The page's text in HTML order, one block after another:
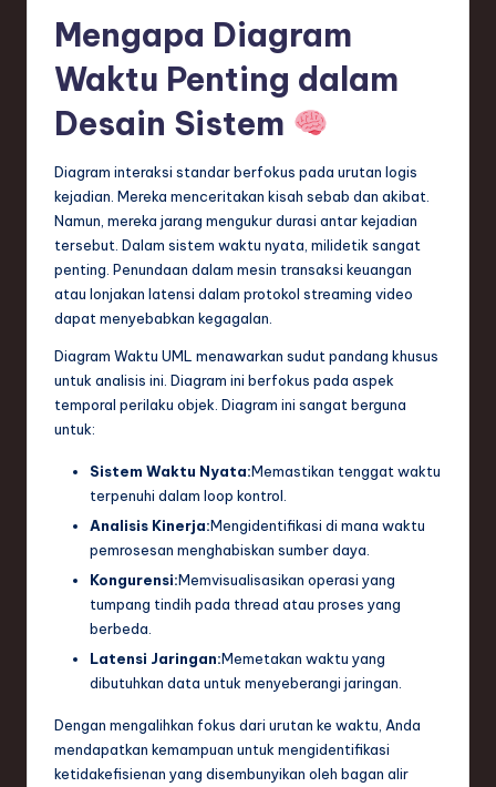
d
Mengapa Diagram
Waktu Penting dalam
Desain Sistem
Diagram interaksi standar berfokus pada urutan logis
kejadian. Mereka menceritakan kisah sebab dan akibat.
Namun, mereka jarang mengukur durasi antar kejadian
tersebut. Dalam sistem waktu nyata, milidetik sangat
penting. Penundaan dalam mesin transaksi keuangan
atau lonjakan latensi dalam protokol streaming video
dapat menyebabkan kegagalan.
Diagram Waktu UML menawarkan sudut pandang khusus
untuk analisis ini. Diagram ini berfokus pada aspek
temporal perilaku objek. Diagram ini sangat berguna
untuk:
Sistem Waktu Nyata:Memastikan tenggat waktu
terpenuhi dalam loop kontrol.
Analisis Kinerja:Mengidentifikasi di mana waktu
pemrosesan menghabiskan sumber daya.
Kongurensi:Memvisualisasikan operasi yang
tumpang tindih pada thread atau proses yang
berbeda.
Latensi Jaringan:Memetakan waktu yang
dibutuhkan data untuk menyeberangi jaringan.
Dengan mengalihkan fokus dari urutan ke waktu, Anda
mendapatkan kemampuan untuk mengidentifikasi
ketidakefisienan yang disembunyikan oleh bagan alir